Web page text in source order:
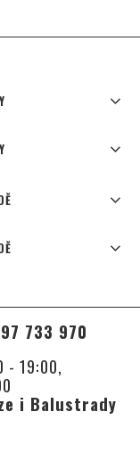
733 970
- 19:00,
i Balustrady